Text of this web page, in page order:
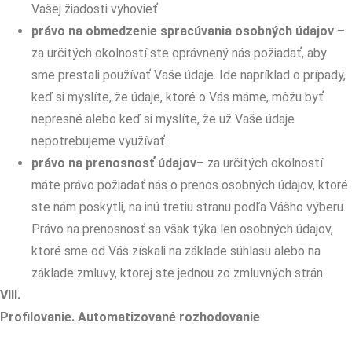
Vašej žiadosti vyhovieť
právo na obmedzenie spracúvania osobných údajov –
za určitých okolností ste oprávnený nás požiadať, aby
sme prestali používať Vaše údaje. Ide napríklad o prípady,
keď si myslíte, že údaje, ktoré o Vás máme, môžu byť
nepresné alebo keď si myslíte, že už Vaše údaje
nepotrebujeme využívať
právo na prenosnosť údajov– za určitých okolností
máte právo požiadať nás o prenos osobných údajov, ktoré
ste nám poskytli, na inú tretiu stranu podľa Vášho výberu.
Právo na prenosnosť sa však týka len osobných údajov,
ktoré sme od Vás získali na základe súhlasu alebo na
základe zmluvy, ktorej ste jednou zo zmluvných strán.
VIII.
Profilovanie. Automatizované rozhodovanie